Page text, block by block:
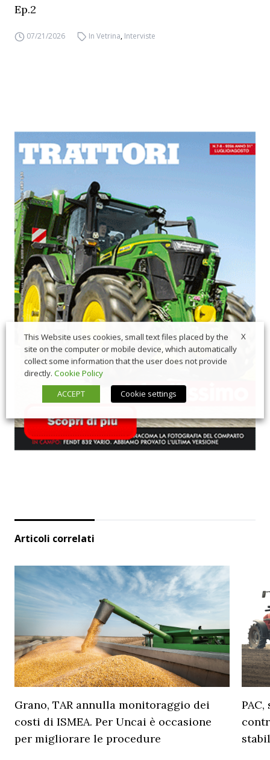
Ep.2
07/21/2026 In Vetrina, Interviste
Articoli correlati
Grano, TAR annulla monitoraggio dei
costi di ISMEA. Per Uncai è occasione
per migliorare le procedure
X
This Website uses cookies, small text files placed by the
site on the computer or mobile device, which automatically
collect some information that the user does not provide
directly. Cookie Policy
ACCEPT
Cookie settings